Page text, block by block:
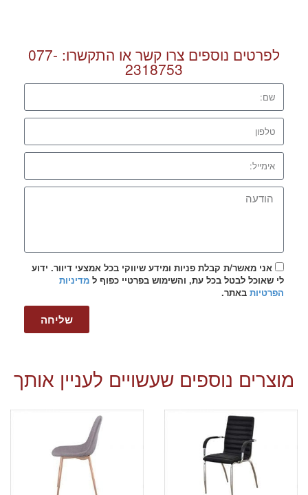
לפרטים נוספים צרו קשר או התקשרו: 077-
2318753
אני מאשר/ת קבלת פניות ומידע שיווקי בכל אמצעי דיוור. ידוע
לי שאוכל לבטל בכל עת, והשימוש בפרטיי כפוף ל מדיניות
הפרטיות באתר.
שליחה
מוצרים נוספים שעשויים לעניין אותך